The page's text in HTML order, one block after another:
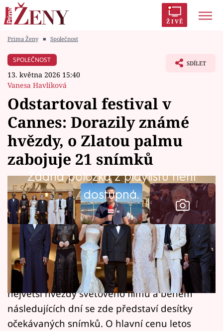
ŽIVĚ
Módní alarm
Témata
Celebrity
Vztahy
Seriály
Horoskopy
Sledujte prima+
Filmový festival Karlovy Vary
Pořady
Mámy sobě
Prima Ženy ■ Společnost
SPOLEČNOST
13. května 2026 15:40
Vanesa Havlíková
SDÍLET
Odstartoval festival v
Cannes: Dorazily známé
hvězdy, o Zlatou palmu
zabojuje 21 snímků
Žádná položka z playlistu není
dostupná.
Na francouzské Riviéře odstartoval už 79.
ročník prestižního filmového festivalu v
Cannes. Slavnostní zahájení si nenechaly ujít
největší hvězdy světového filmu a během
následujících dní se zde představí desítky
očekávaných snímků. O hlavní cenu letos